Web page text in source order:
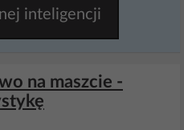
inteligencji
na maszcie -